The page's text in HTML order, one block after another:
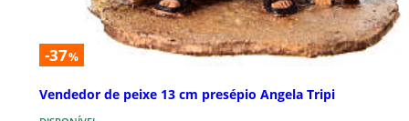
-37%
Vendedor de peixe 13 cm presépio Angela Tripi